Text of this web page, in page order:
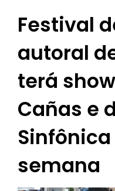
Festival
autoral
terá
Cañas e
semana